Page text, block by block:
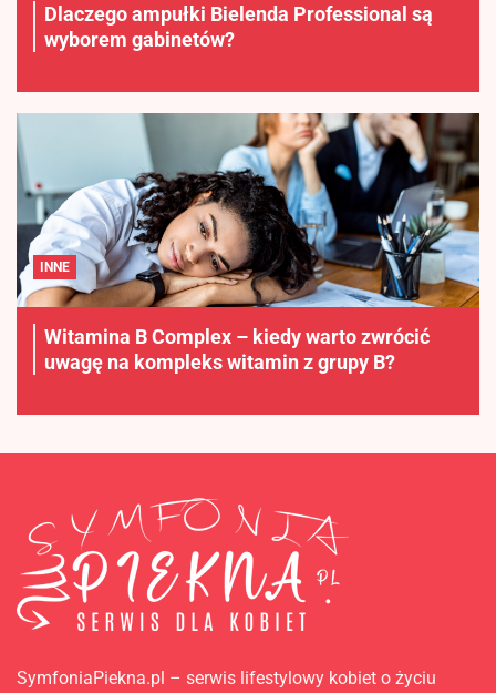
Dlaczego ampułki Bielenda Professional są
wyborem gabinetów?
INNE
Witamina B Complex – kiedy warto zwrócić
uwagę na kompleks witamin z grupy B?
SymfoniaPiekna.pl – serwis lifestylowy kobiet o życiu